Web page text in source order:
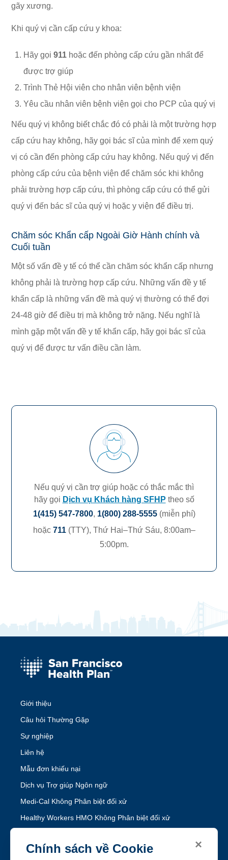
gãy xương.
Khi quý vị cần cấp cứu y khoa:
Hãy gọi911 hoặc đến phòng cấp cứu gần nhất để
được trợ giúp
Trình Thẻ Hội viên cho nhân viên bệnh viện
Yêu cầu nhân viên bệnh viện gọi cho PCP của quý vị
Nếu quý vị không biết chắc đó có phải là một trường hợp
cấp cứu hay không, hãy gọi bác sĩ của mình để xem quý
vị có cần đến phòng cấp cứu hay không. Nếu quý vị đến
phòng cấp cứu của bệnh viện để chăm sóc khi không
phải trường hợp cấp cứu, thì phòng cấp cứu có thể gửi
quý vị đến bác sĩ của quý vị hoặc y viện để điều trị.
Chăm sóc Khẩn cấp Ngoài Giờ Hành chính và
Cuối tuần
Một số vấn đề y tế có thể cần chăm sóc khẩn cấp nhưng
không phải là trường hợp cấp cứu. Những vấn đề y tế
khẩn cấp là những vấn đề mà quý vị thường có thể đợi
24-48 giờ để điều trị mà không trở nặng. Nếu nghĩ là
mình gặp một vấn đề y tế khẩn cấp, hãy gọi bác sĩ của
quý vị để được tư vấn điều cần làm.
Nếu quý vị cần trợ giúp hoặc có thắc mắc thì
hãy gọi Dịch vụ Khách hàng SFHP theo số
1(415) 547-7800, 1(800) 288-5555 (miễn phí)
hoặc 711 (TTY), Thứ Hai–Thứ Sáu, 8:00am–
5:00pm.
Giới thiệu
Câu hỏi Thường Gặp
Sự nghiệp
Liên hệ
Mẫu đơn khiếu nại
Dịch vụ Trợ giúp Ngôn ngữ
Medi-Cal Không Phân biệt đối xử
Healthy Workers HMO Không Phân biệt đối xử
Theo dõi SFHP ×
Chính sách về Cookie